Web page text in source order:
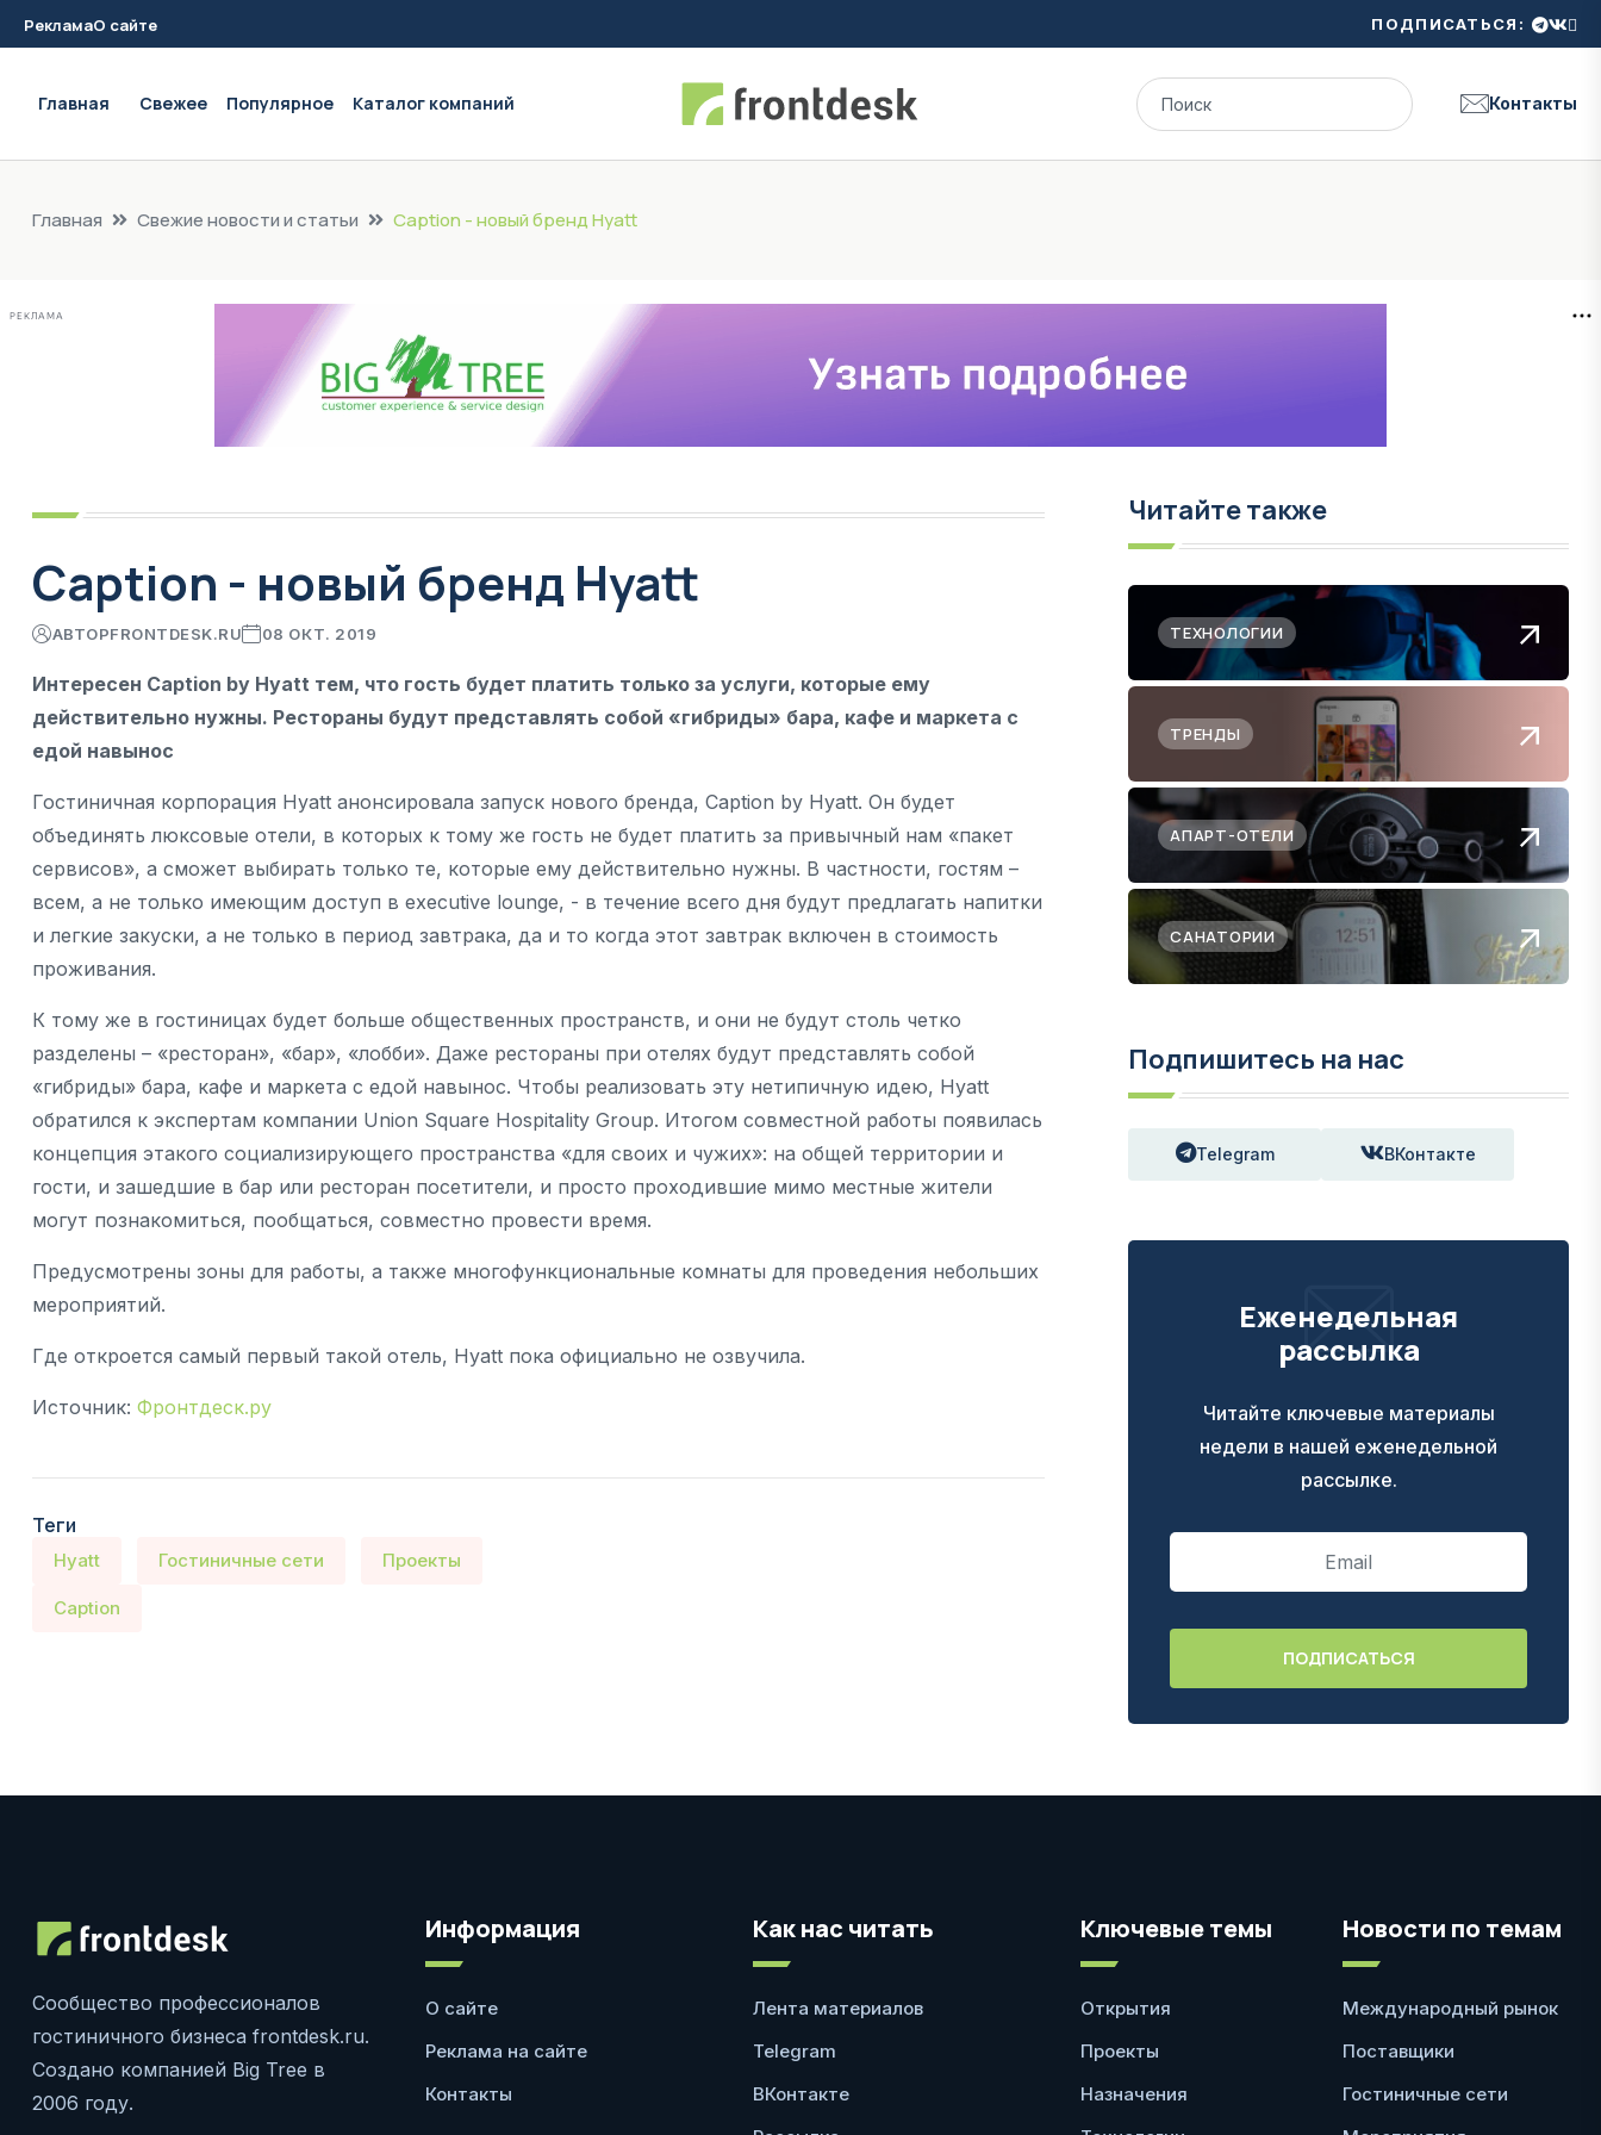
РекламаО сайте ПОДПИСАТЬСЯ:
Главная Свежее Популярное Каталог компаний Контакты
Главная Свежие новости и статьи Сaption - новый бренд Hyatt
РЕКЛАМА
Сaption - новый бренд Hyatt
АВТОРFRONTDESK.RU 08 ОКТ. 2019
Интересен Caption by Hyatt тем, что гость будет платить только за услуги, которые ему
действительно нужны. Рестораны будут представлять собой «гибриды» бара, кафе и маркета с
едой навынос
Гостиничная корпорация Hyatt анонсировала запуск нового бренда, Caption by Hyatt. Он будет
объединять люксовые отели, в которых к тому же гость не будет платить за привычный нам «пакет
сервисов», а сможет выбирать только те, которые ему действительно нужны. В частности, гостям –
всем, а не только имеющим доступ в executive lounge, - в течение всего дня будут предлагать напитки
и легкие закуски, а не только в период завтрака, да и то когда этот завтрак включен в стоимость
проживания.
К тому же в гостиницах будет больше общественных пространств, и они не будут столь четко
разделены – «ресторан», «бар», «лобби». Даже рестораны при отелях будут представлять собой
«гибриды» бара, кафе и маркета с едой навынос. Чтобы реализовать эту нетипичную идею, Hyatt
обратился к экспертам компании Union Square Hospitality Group. Итогом совместной работы появилась
концепция этакого социализирующего пространства «для своих и чужих»: на общей территории и
гости, и зашедшие в бар или ресторан посетители, и просто проходившие мимо местные жители
могут познакомиться, пообщаться, совместно провести время.
Предусмотрены зоны для работы, а также многофункциональные комнаты для проведения небольших
мероприятий.
Где откроется самый первый такой отель, Hyatt пока официально не озвучила.
Источник: Фронтдеск.ру
Теги
Hyatt Гостиничные сети Проекты
Caption
Читайте также
ТЕХНОЛОГИИ
ТРЕНДЫ
АПАРТ-ОТЕЛИ
САНАТОРИИ
Подпишитесь на нас
Telegram ВКонтакте
Еженедельная
рассылка
Читайте ключевые материалы
недели в нашей еженедельной
рассылке.
Сообщество профессионалов
гостиничного бизнеса frontdesk.ru.
Создано компанией Big Tree в
2006 году.
Информация
О сайте
Реклама на сайте
Контакты
Как нас читать
Лента материалов
Telegram
ВКонтакте
Ключевые темы
Открытия
Проекты
Назначения
Новости по темам
Международный рынок
Поставщики
Гостиничные сети